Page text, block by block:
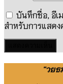
บันทึกชื่อ, อีเ
สำหรับการแสดง
"วยธ